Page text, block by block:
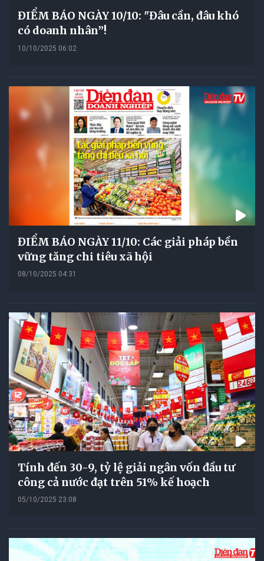
ĐIỂM BÁO NGÀY 10/10: "Đâu cần, đâu khó
có doanh nhân”!
10/10/2025 06:02
ĐIỂM BÁO NGÀY 11/10: Các giải pháp bền
vững tăng chi tiêu xã hội
08/10/2025 04:31
Tính đến 30-9, tỷ lệ giải ngân vốn đầu tư
công cả nước đạt trên 51% kế hoạch
05/10/2025 23:08